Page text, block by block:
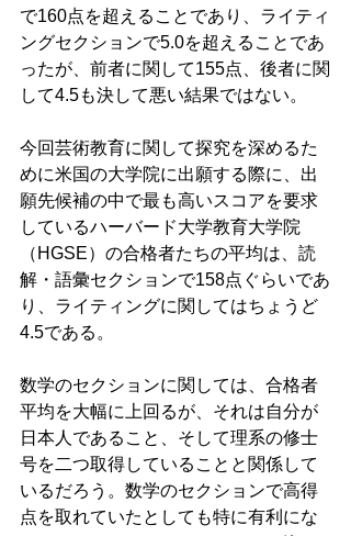
で160点を超えることであり、ライティ
ングセクションで5.0を超えることであ
ったが、前者に関して155点、後者に関
して4.5も決して悪い結果ではない。
今回芸術教育に関して探究を深めるた
めに米国の大学院に出願する際に、出
願先候補の中で最も高いスコアを要求
しているハーバード大学教育大学院
（HGSE）の合格者たちの平均は、読
解・語彙セクションで158点ぐらいであ
り、ライティングに関してはちょうど
4.5である。
数学のセクションに関しては、合格者
平均を大幅に上回るが、それは自分が
日本人であること、そして理系の修士
号を二つ取得していることと関係して
いるだろう。数学のセクションで高得
点を取れていたとしても特に有利にな